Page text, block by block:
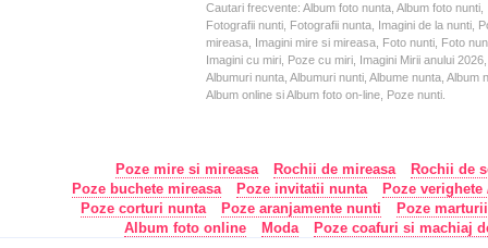
Cautari frecvente: Album foto nunta, Album foto
Fotografii nunti, Fotografii nunta, Imagini de la nunti,
mireasa, Imagini mire si mireasa, Foto nunti, Foto
Imagini cu miri, Poze cu miri, Imagini Mirii anului
Albumuri nunta, Albumuri nunti, Albume nunta,
Album online si Album foto on-line, Poze nunti.
Poze mire si mireasa Rochii de mireasa
Rochii de
Poze buchete mireasa
Poze invitatii nunta
Poze
Poze corturi nunta
Poze aranjamente nunti
Poze
Album foto online
Moda Poze coafuri si machiaj